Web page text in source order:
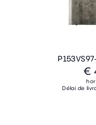
€
Délai de